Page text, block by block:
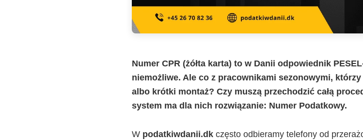
Numer CPR (żółta karta) to w Danii odpowiednik
niemożliwe. Ale co z pracownikami sezonowymi,
albo krótki montaż? Czy muszą przechodzić całą
system ma dla nich rozwiązanie: Numer Podatkowy.
W podatkiwdanii.dk często odbieramy telefony od